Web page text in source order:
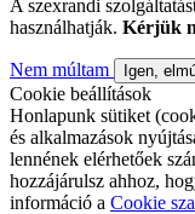
A szexrandi
használhatják. Kérjük
Nem múltam Igen,
Cookie beállítások
Honlapunk sütiket
és alkalmazások
lennének elérhetőek
hozzájárulsz ahhoz,
információ a Cookie